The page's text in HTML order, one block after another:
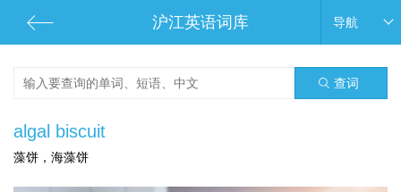
沪江英语词库 导航
查词
algal biscuit
藻饼，海藻饼